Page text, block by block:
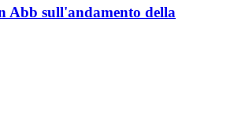
Abb sull'andamento della